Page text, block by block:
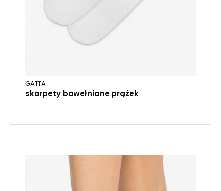
GATTA
skarpety bawełniane prążek